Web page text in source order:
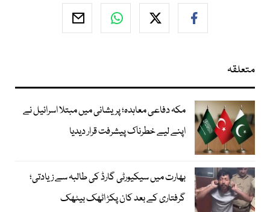
متعلقہ
مکہ دفاعی معاہدہ؛ پریشانی میں مبتلا اسرائیل نے
اپنے لیے خطرناک پیشرفت قرار دیدیا
بھارت میں سیکیورٹی گارڈ کی طالبہ سے زیادتی؛
گرفتاری کے بعد کان پکڑ اٹھک بیٹھک